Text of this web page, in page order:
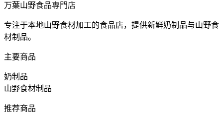
万葉山野食品専門店
专注于本地山野食材加工的食品店，提供新鲜奶制品与山野食
材制品。
主要商品
奶制品
山野食材制品
推荐商品